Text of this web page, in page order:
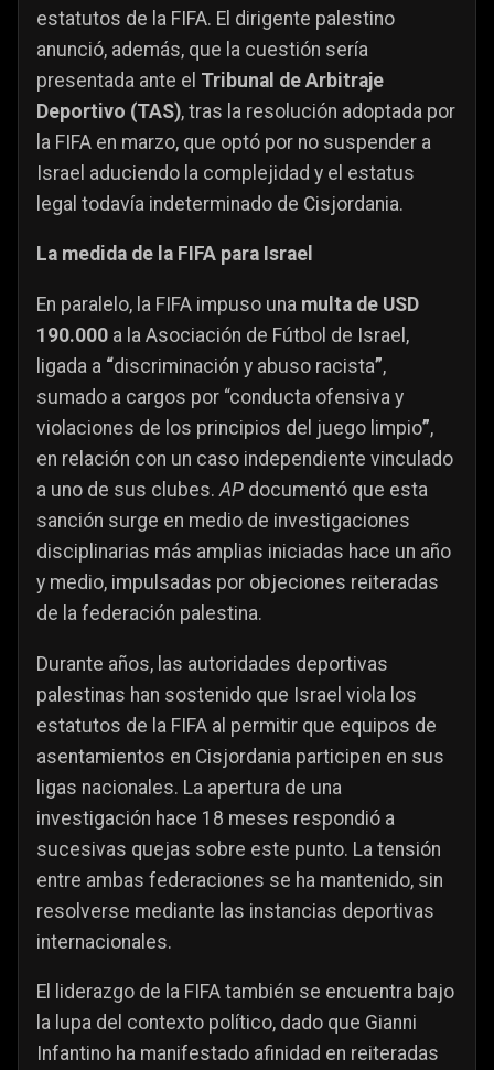
estatutos de la FIFA. El dirigente palestino
anunció, además, que la cuestión sería
presentada ante el Tribunal de Arbitraje
Deportivo (TAS), tras la resolución adoptada por
la FIFA en marzo, que optó por no suspender a
Israel aduciendo la complejidad y el estatus
legal todavía indeterminado de Cisjordania.
La medida de la FIFA para Israel
En paralelo, la FIFA impuso una multa de USD
190.000 a la Asociación de Fútbol de Israel,
ligada a “discriminación y abuso racista”,
sumado a cargos por “conducta ofensiva y
violaciones de los principios del juego limpio”,
en relación con un caso independiente vinculado
a uno de sus clubes.AP documentó que esta
sanción surge en medio de investigaciones
disciplinarias más amplias iniciadas hace un año
y medio, impulsadas por objeciones reiteradas
de la federación palestina.
Durante años, las autoridades deportivas
palestinas han sostenido que Israel viola los
estatutos de la FIFA al permitir que equipos de
asentamientos en Cisjordania participen en sus
ligas nacionales. La apertura de una
investigación hace 18 meses respondió a
sucesivas quejas sobre este punto. La tensión
entre ambas federaciones se ha mantenido, sin
resolverse mediante las instancias deportivas
internacionales.
El liderazgo de la FIFA también se encuentra bajo
la lupa del contexto político, dado que Gianni
Infantino ha manifestado afinidad en reiteradas